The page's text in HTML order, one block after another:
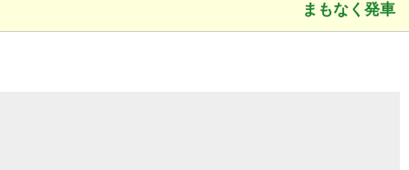
まもなく発車